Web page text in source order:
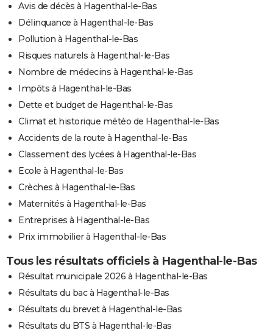
Avis de décès à Hagenthal-le-Bas
Délinquance à Hagenthal-le-Bas
Pollution à Hagenthal-le-Bas
Risques naturels à Hagenthal-le-Bas
Nombre de médecins à Hagenthal-le-Bas
Impôts à Hagenthal-le-Bas
Dette et budget de Hagenthal-le-Bas
Climat et historique météo de Hagenthal-le-Bas
Accidents de la route à Hagenthal-le-Bas
Classement des lycées à Hagenthal-le-Bas
Ecole à Hagenthal-le-Bas
Crèches à Hagenthal-le-Bas
Maternités à Hagenthal-le-Bas
Entreprises à Hagenthal-le-Bas
Prix immobilier à Hagenthal-le-Bas
Tous les résultats officiels à Hagenthal-le-Bas
Résultat municipale 2026 à Hagenthal-le-Bas
Résultats du bac à Hagenthal-le-Bas
Résultats du brevet à Hagenthal-le-Bas
Résultats du BTS à Hagenthal-le-Bas